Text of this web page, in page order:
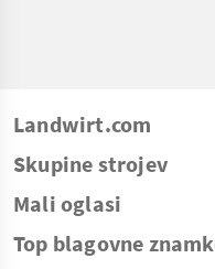
Landwirt.com
Skupine strojev
Mali oglasi
Top blagovne